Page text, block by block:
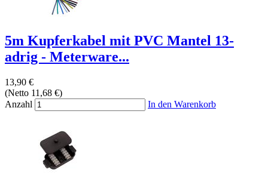
5m Kupferkabel mit PVC Mantel 13-
adrig - Meterware...
13,90 €
(Netto 11,68 €)
Anzahl
In den Warenkorb